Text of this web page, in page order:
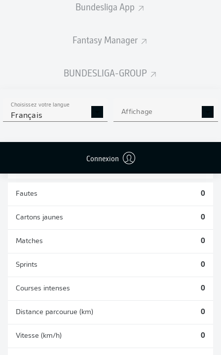
Bundesliga App
Fantasy Manager
BUNDESLIGA-GROUP
Choisissez votre langue
Français Affichage
Connexion
STATS DE LA SAISON
2026/2027
0 0
Fautes 0
Cartons jaunes 0
Matches 0
Sprints 0
Courses intenses 0
Distance parcourue (km) 0
Vitesse (km/h) 0